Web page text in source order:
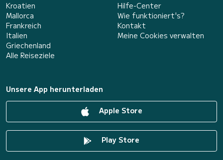
Kroatien
Mallorca
Frankreich
Italien
Griechenland
Alle Reiseziele
Hilfe-Center
Wie funktioniert's?
Kontakt
Meine Cookies verwalten
Unsere App herunterladen
Apple Store
Play Store